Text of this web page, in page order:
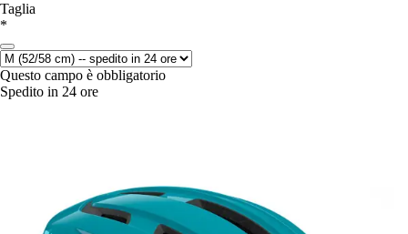
Taglia
*
Questo campo è obbligatorio
Spedito in 24 ore